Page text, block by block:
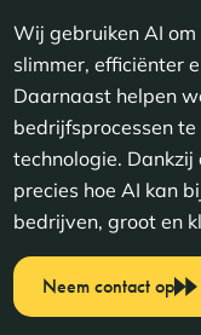
Wij gebruiken AI
slimmer, efficiënter
Daarnaast helpen
bedrijfsprocessen
technologie.
precies hoe AI kan
bedrijven, groot en
Neem contact op